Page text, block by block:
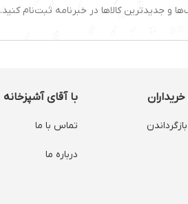
و جدیدترین کالاها در خبرنامه ثبت‌نام کنید.
با آقای آشپزخانه
تماس با ما
درباره ما